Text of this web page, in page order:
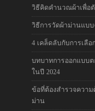
วิธีคิดคำนวณผ้าเพื่อ
วิธีการวัดผ้าม่านแบ
4 เคล็ดลับกับการเลื
บทบาทการออกแบบ
ในปี 2024
ข้อที่ต้องสำรวจควา
ม่าน